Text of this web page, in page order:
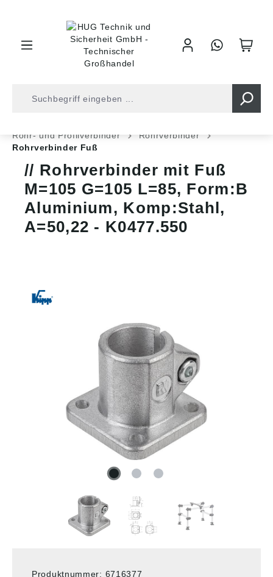
Rohr- und Profilverbinder
Rohrverbinder
Rohrverbinder Fuß
Rohrverbinder mit Fuß
M=105 G=105 L=85, Form:B
Aluminium, Komp:Stahl,
A=50,22 - K0477.550
Produktnummer: 6716377